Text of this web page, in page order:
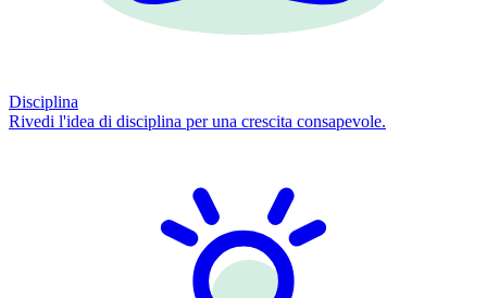
Disciplina
Rivedi l'idea di disciplina per una crescita consapevole.